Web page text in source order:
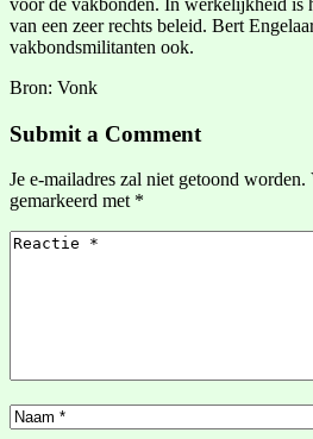
van een zeer rechts beleid. Bert
vakbondsmilitanten ook.
Bron: Vonk
Submit a Comment
Je e-mailadres zal niet getoond worden.
gemarkeerd met *